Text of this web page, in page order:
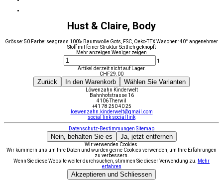
Hust & Claire, Body
Grösse: 50 Farbe: seagrass 100% Baumwolle Gots, FSC, Oeko-TEX Waschen: 40° angenehmer
Stoff mit feiner Struktur Seitlich geknöpft
Mehr anzeigen Weniger zeigen
1
Artikel derzeit nicht auf Lager.
CHF29.00
Zurück In den Warenkorb Wählen Sie Varianten
Löwenzahn Kinderwelt
Bahnhofstrasse 16
4106 Therwil
+41 78 250 40 25
loewenzahn.kinderwelt@gmail.com
social link social link
Datenschutz-Bestimmungen Sitemap
Nein, behalten Sie es Ja, jetzt entfernen
Wir verwenden Cookies.
Wir kümmern uns um Ihre Daten und würden gerne Cookies verwenden, um Ihre Erfahrungen
zu verbessern.
Wenn Sie diese Website weiter durchsuchen, stimmen Sie dieser Verwendung zu.
Mehr
erfahren
Akzeptieren und Schliessen